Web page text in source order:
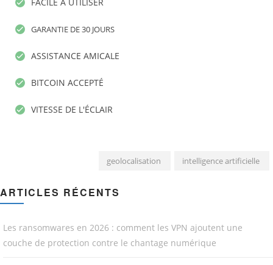
FACILE À UTILISER
GARANTIE DE 30 JOURS
ASSISTANCE AMICALE
BITCOIN ACCEPTÉ
VITESSE DE L'ÉCLAIR
geolocalisation intelligence artificielle
ARTICLES RÉCENTS
Les ransomwares en 2026 : comment les VPN ajoutent une
couche de protection contre le chantage numérique